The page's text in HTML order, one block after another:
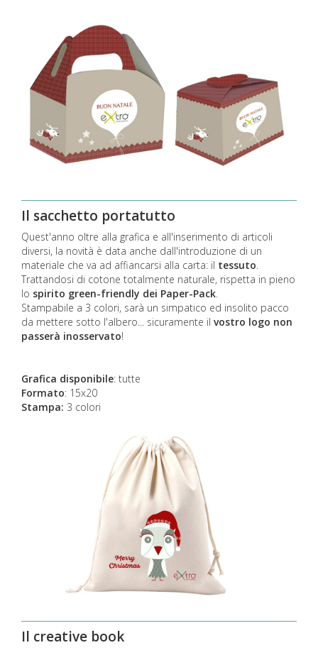
Il sacchetto portatutto
Quest'anno oltre alla grafica e all'inserimento di articoli
diversi, la novità è data anche dall'introduzione di un
materiale che va ad affiancarsi alla carta: il tessuto.
Trattandosi di cotone totalmente naturale, rispetta in pieno
lo spirito green-friendly dei Paper-Pack.
Stampabile a 3 colori, sarà un simpatico ed insolito pacco
da mettere sotto l'albero... sicuramente il vostro logo non
passerà inosservato!
Grafica disponibile: tutte
Formato: 15x20
Stampa: 3 colori
Il creative book